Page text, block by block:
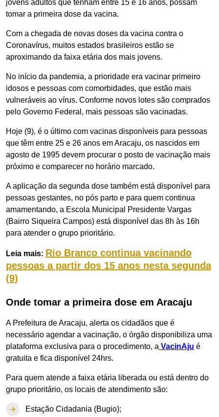
jovens adultos que tenham entre 15 e 16 anos, possam
tomar a primeira dose da vacina.
Com a chegada de novas doses da vacina contra o
Coronavírus, muitos estados brasileiros estão se
aproximando da faixa etária dos mais jovens.
No início da pandemia, a prioridade era vacinar primeiro
idosos e pessoas com comorbidades, que estão mais
vulneráveis ao vírus. Conforme novos lotes são comprados
pelo Governo Federal, mais pessoas são vacinadas.
Hoje (9), é o último com vacinas disponíveis para pessoas
que têm entre 25 e 26 anos em Aracaju, os nascidos em
agosto de 1995 devem procurar o posto de vacinação mais
próximo e comparecer no horário marcado.
A aplicação da segunda dose também está disponível para
pessoas gestantes, no pós parto e para quem continua
amamentando, a Escola Municipal Presidente Vargas
(Bairro Siqueira Campos) está disponível das 8h às 16h
para atender o grupo prioritário.
Leia mais: Rio Branco continua vacinando
pessoas a partir dos 15 anos nesta segunda
(9)
Onde tomar a primeira dose em Aracaju
A Prefeitura de Aracaju, alerta os cidadãos que é
necessário agendar a vacinação, o órgão disponibiliza uma
plataforma exclusiva para o procedimento, a VacinAju é
gratuita e fica disponível 24hrs.
Para quem atende a faixa etária liberada ou está dentro do
grupo prioritário, os locais de atendimento são:
Estação Cidadania (Bugio);